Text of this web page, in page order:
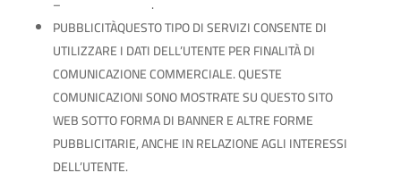
PUBBLICITÀQUESTO TIPO DI SERVIZI CONSENTE DI
UTILIZZARE I DATI DELL’UTENTE PER FINALITÀ DI
COMUNICAZIONE COMMERCIALE. QUESTE
COMUNICAZIONI SONO MOSTRATE SU QUESTO SITO
WEB SOTTO FORMA DI BANNER E ALTRE FORME
PUBBLICITARIE, ANCHE IN RELAZIONE AGLI INTERESSI
DELL’UTENTE.